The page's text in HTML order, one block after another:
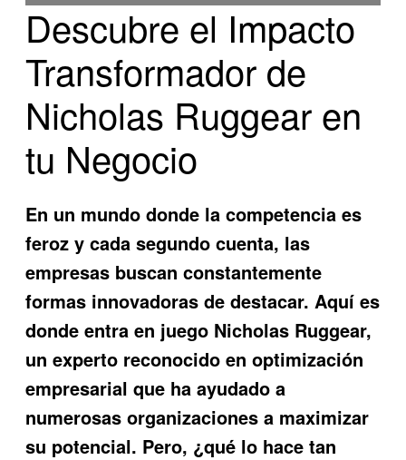
Descubre el Impacto
Transformador de
Nicholas Ruggear en
tu Negocio
En un mundo donde la competencia es
feroz y cada segundo cuenta, las
empresas buscan constantemente
formas innovadoras de destacar. Aquí es
donde entra en juego Nicholas Ruggear,
un experto reconocido en optimización
empresarial que ha ayudado a
numerosas organizaciones a maximizar
su potencial. Pero, ¿qué lo hace tan